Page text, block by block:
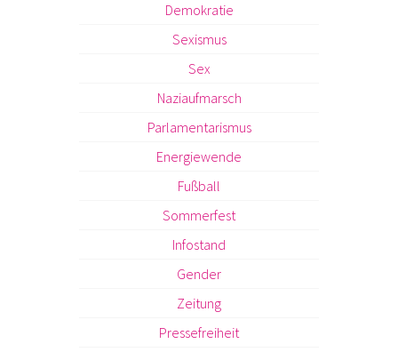
Demokratie
Sexismus
Sex
Naziaufmarsch
Parlamentarismus
Energiewende
Fußball
Sommerfest
Infostand
Gender
Zeitung
Pressefreiheit